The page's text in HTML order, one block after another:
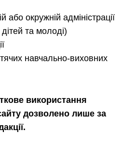
або окружній адміністрації
та молоді)
навчально-виховних
використання
дозволено лише за